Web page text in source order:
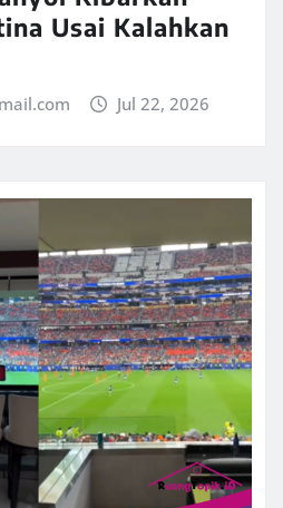
Usai Kalahkan
Jul 22, 2026